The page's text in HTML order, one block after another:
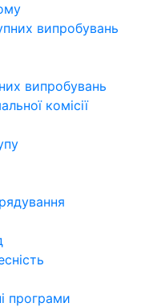
випробувань
випробувань
комісії
програми